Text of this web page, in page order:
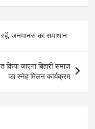
e
gr
a
m
रहें, जनमानस का समाधान
किया जाएगा बिहारी समाज
का स्नेह मिलन कार्यक्रम